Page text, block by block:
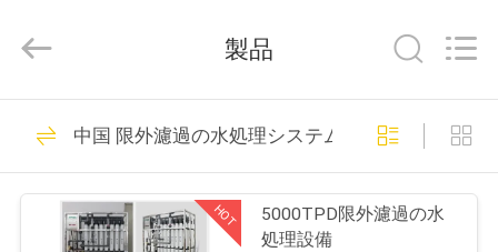
プ
2026
Science
Technology
All
Reserved.
逆浸透水処理システ
ム
83
製品
中国 限外濾過の水処理システム
HOT
5000TPD限外濾過の水
処理設備